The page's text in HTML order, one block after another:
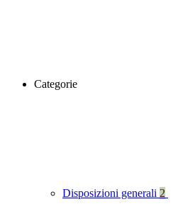
Categorie
Disposizioni generali 2